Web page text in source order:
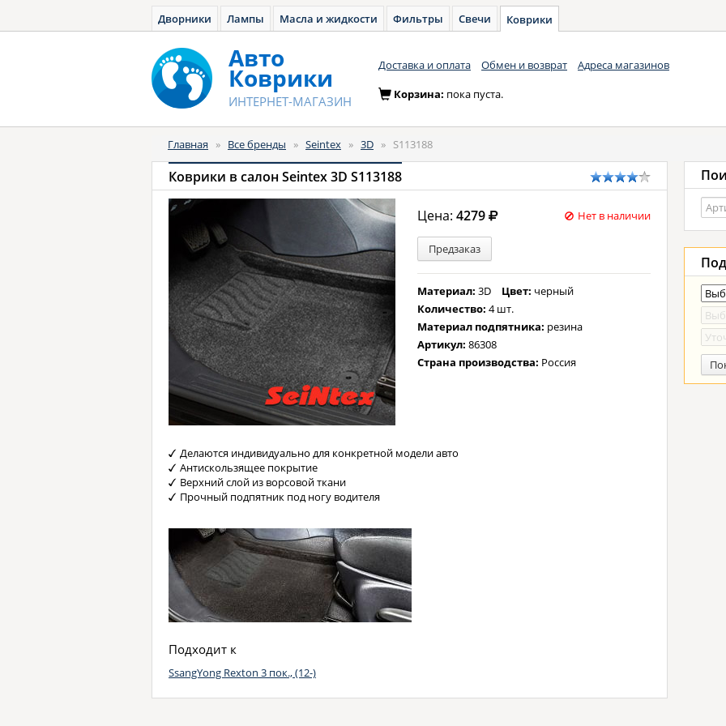
Дворники Лампы Масла и жидкости Фильтры Свечи Коврики
Авто
Коврики
ИНТЕРНЕТ-МАГАЗИН
Доставка и оплата Обмен и возврат Адреса магазинов
Корзина: пока пуста.
Главная » Все бренды » Seintex » 3D » S113188
Коврики в салон Seintex 3D S113188
Цена:4279 Нет в наличии
Предзаказ
Материал:3D Цвет: черный
Количество:4 шт.
Материал подпятника: резина
Артикул:86308
Страна производства: Россия
Делаются индивидуально для конкретной модели авто
Антискользящее покрытие
Верхний слой из ворсовой ткани
Прочный подпятник под ногу водителя
Подходит к
SsangYong Rexton 3 пок., (12-)